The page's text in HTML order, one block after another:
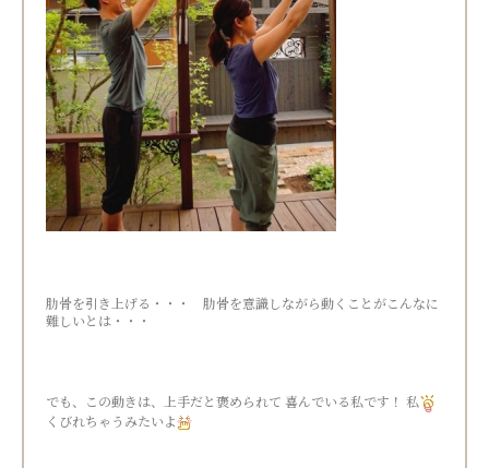
肋骨を引き上げる・・・ 肋骨を意識しながら動くことがこんなに
難しいとは・・・
でも、この動きは、上手だと褒められて 喜んでいる私です！ 私
くびれちゃうみたいよ